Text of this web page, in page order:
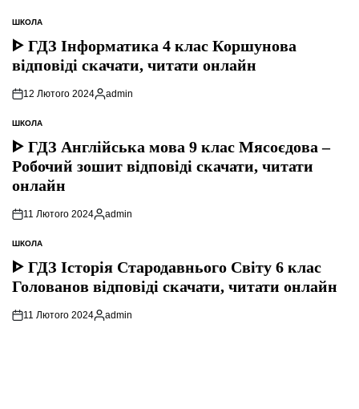
ОПУБЛІКУВАТИ
У
ШКОЛА
ᐈ ГДЗ Інформатика 4 клас Коршунова
відповіді скачати, читати онлайн
12 Лютого 2024
Опубліковано
admin
ОПУБЛІКУВАТИ
У
ШКОЛА
ᐈ ГДЗ Англійська мова 9 клас Мясоєдова –
Робочий зошит відповіді скачати, читати
онлайн
11 Лютого 2024
Опубліковано
admin
ОПУБЛІКУВАТИ
У
ШКОЛА
ᐈ ГДЗ Історія Стародавнього Свiту 6 клас
Голованов відповіді скачати, читати онлайн
11 Лютого 2024
Опубліковано
admin